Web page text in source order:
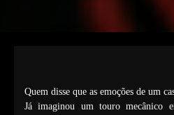
Quem disse que as emoções de um
Já imaginou um touro mecânico